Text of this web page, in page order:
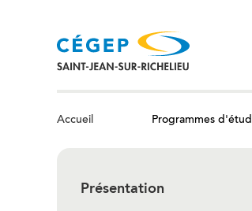
Accueil Programmes
Présentation